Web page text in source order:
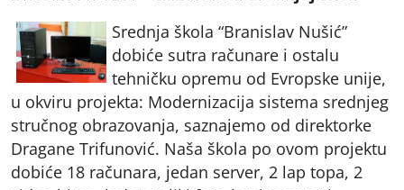
Srednja škola “Branislav Nušić”
dobiće sutra računare i ostalu
tehničku opremu od Evropske unije,
u okviru projekta: Modernizacija sistema srednjeg
stručnog obrazovanja, saznajemo od direktorke
Dragane Trifunović. Naša škola po ovom projektu
dobiće 18 računara, jedan server, 2 lap topa, 2